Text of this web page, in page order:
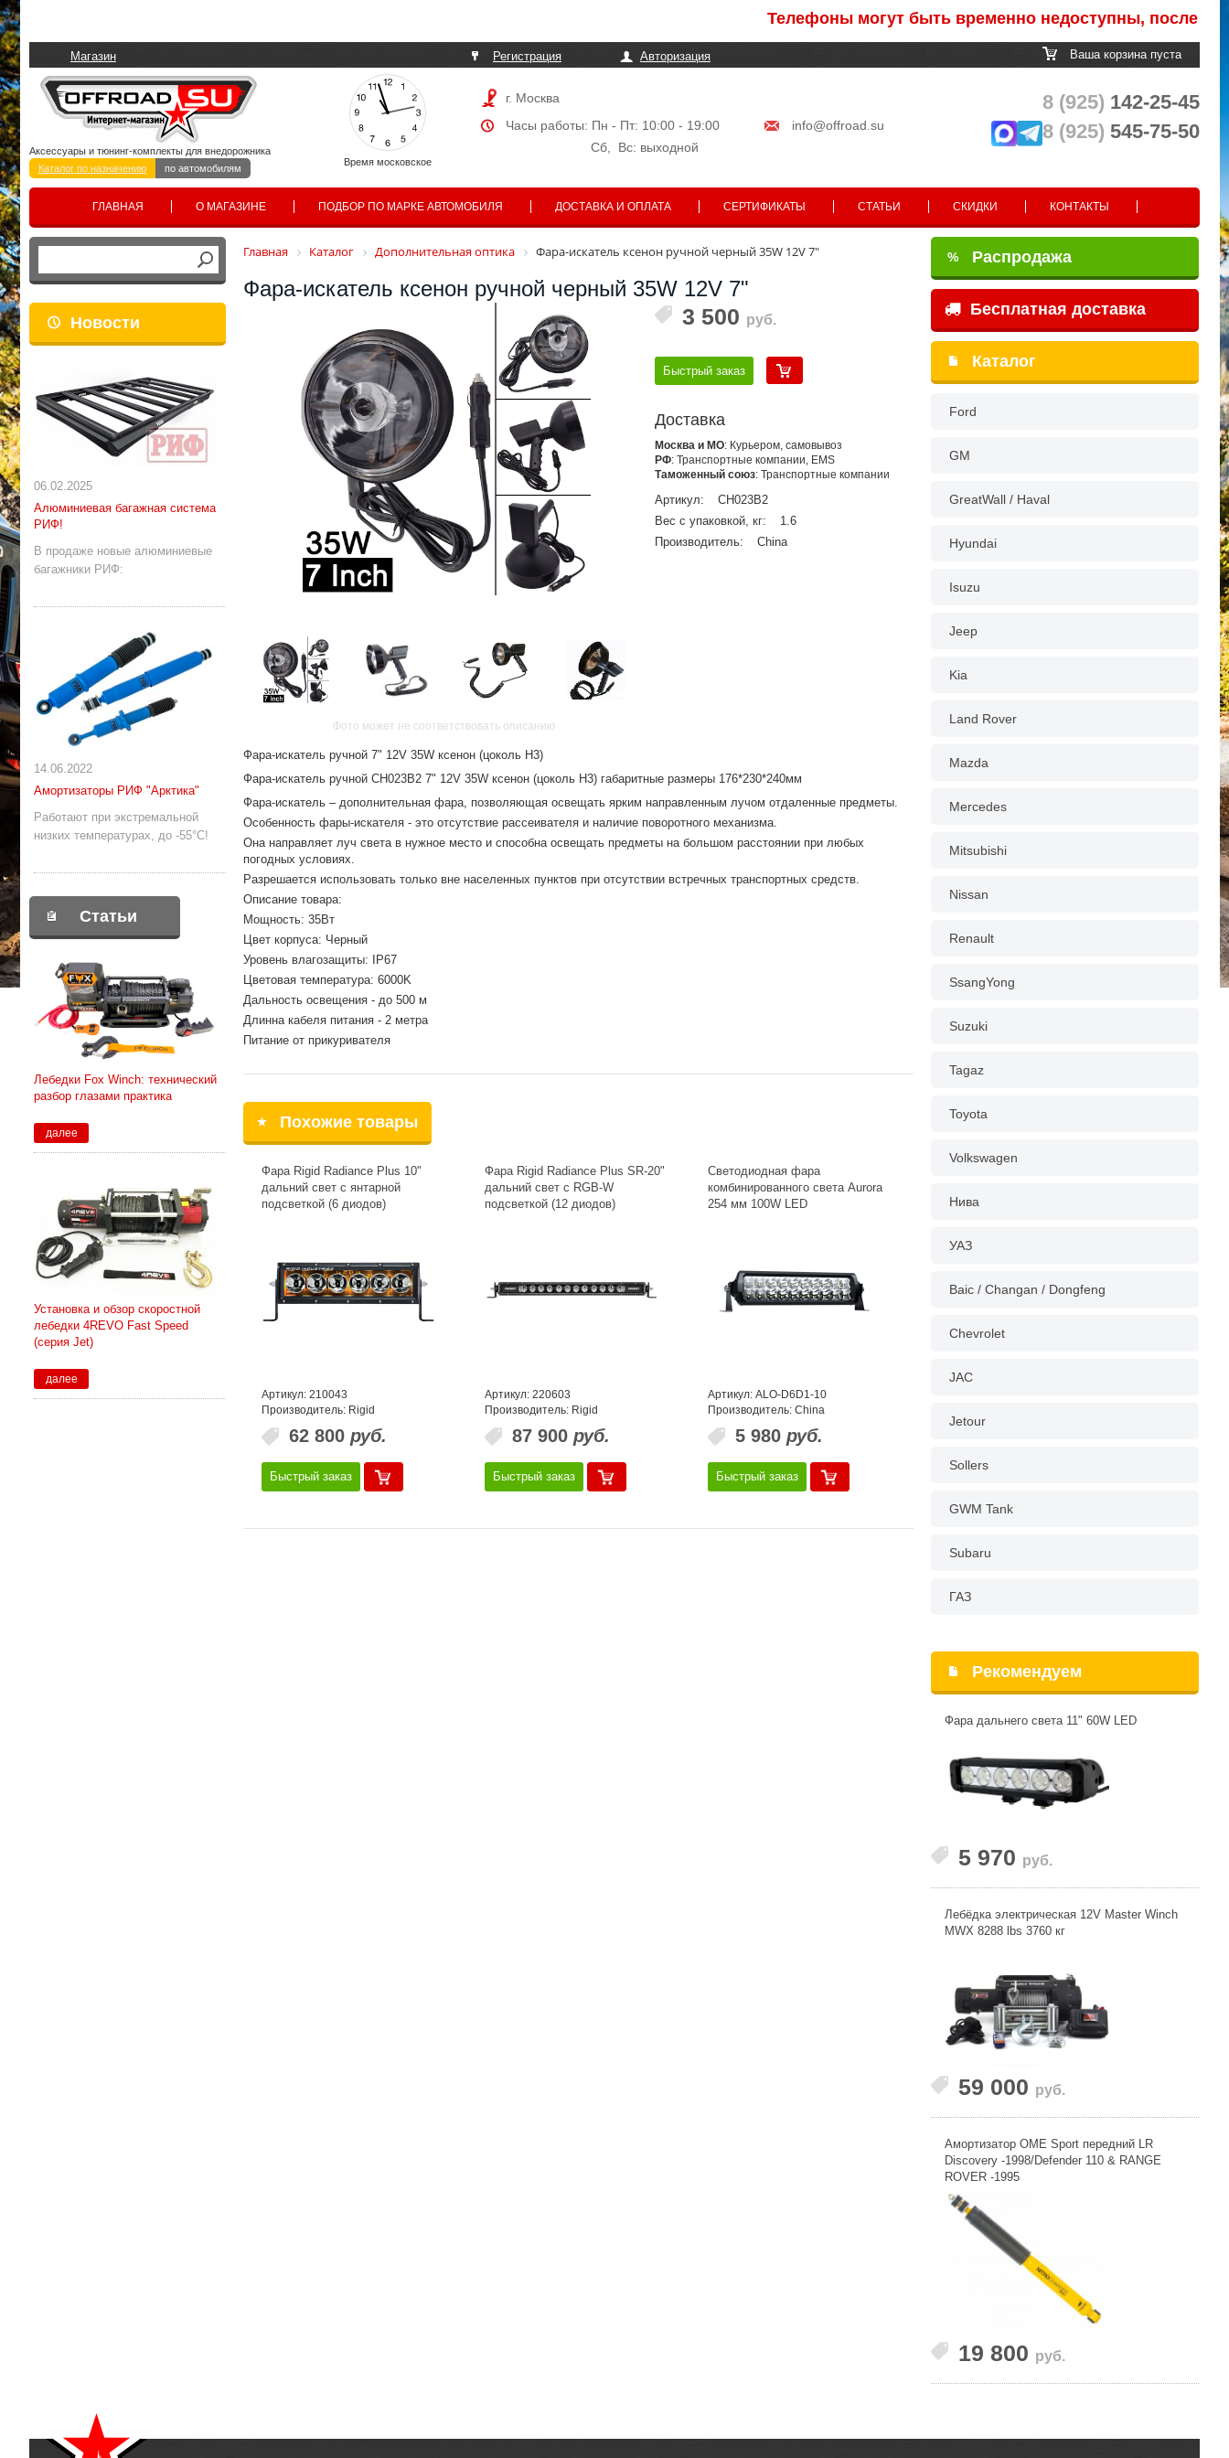
Телефоны могут быть временно недоступны, после
Магазин Регистрация Авторизация Ваша корзина пуста
Время московское
Аксессуары и тюнинг-комплекты для внедорожника
Каталог по назначению
по автомобилям
г. Москва
Часы работы: Пн - Пт: 10:00 - 19:00
info@offroad.su
Сб, Вс: выходной
8 (925) 142-25-45
8 (925) 545-75-50
ГЛАВНАЯ О МАГАЗИНЕ ПОДБОР ПО МАРКЕ АВТОМОБИЛЯ ДОСТАВКА И ОПЛАТА СЕРТИФИКАТЫ СТАТЬИ СКИДКИ КОНТАКТЫ
Новости
06.02.2025
Алюминиевая багажная система
РИФ!
В продаже новые алюминиевые
багажники РИФ:
14.06.2022
Амортизаторы РИФ "Арктика"
Работают при экстремальной
низких температурах, до -55°С!
Статьи
Лебедки Fox Winch: технический
разбор глазами практика
далее
Установка и обзор скоростной
лебедки 4REVO Fast Speed
(серия Jet)
далее
Главная Каталог Дополнительная оптика Фара-искатель ксенон ручной черный 35W 12V 7"
Фара-искатель ксенон ручной черный 35W 12V 7"
Фото может не соответствовать описанию
3 500 руб.
Быстрый заказ
Доставка
Москва и МО: Курьером, самовывоз
РФ: Транспортные компании, EMS
Таможенный союз: Транспортные компании
Артикул:
CH023B2
Вес с упаковкой, кг:
1.6
Производитель:
China
Фара-искатель ручной 7" 12V 35W ксенон (цоколь H3)
Фара-искатель ручной CH023B2 7" 12V 35W ксенон (цоколь H3) габаритные размеры 176*230*240мм
Фара-искатель – дополнительная фара, позволяющая освещать ярким направленным лучом отдаленные предметы.
Особенность фары-искателя - это отсутствие рассеивателя и наличие поворотного механизма.
Она направляет луч света в нужное место и способна освещать предметы на большом расстоянии при любых
погодных условиях.
Разрешается использовать только вне населенных пунктов при отсутствии встречных транспортных средств.
Описание товара:
Мощность: 35Вт
Цвет корпуса: Черный
Уровень влагозащиты: IP67
Цветовая температура: 6000K
Дальность освещения - до 500 м
Длинна кабеля питания - 2 метра
Питание от прикуривателя
Похожие товары
Фара Rigid Radiance Plus 10"
дальний свет с янтарной
подсветкой (6 диодов)
Артикул: 210043
Производитель: Rigid
62 800 руб.
Быстрый заказ
Фара Rigid Radiance Plus SR-20"
дальний свет с RGB-W
подсветкой (12 диодов)
Артикул: 220603
Производитель: Rigid
87 900 руб.
Быстрый заказ
Светодиодная фара
комбинированного света Aurora
254 мм 100W LED
Артикул: ALO-D6D1-10
Производитель: China
5 980 руб.
Быстрый заказ
% Распродажа
Бесплатная доставка
Каталог
Ford
GM
GreatWall / Haval
Hyundai
Isuzu
Jeep
Kia
Land Rover
Mazda
Mercedes
Mitsubishi
Nissan
Renault
SsangYong
Suzuki
Tagaz
Toyota
Volkswagen
Нива
УАЗ
Baic / Changan / Dongfeng
Chevrolet
JAC
Jetour
Sollers
GWM Tank
Subaru
ГАЗ
Рекомендуем
Фара дальнего света 11" 60W LED
5 970 руб.
Лебёдка электрическая 12V Master Winch
MWX 8288 lbs 3760 кг
59 000 руб.
Амортизатор OME Sport передний LR
Discovery -1998/Defender 110 & RANGE
ROVER -1995
19 800 руб.